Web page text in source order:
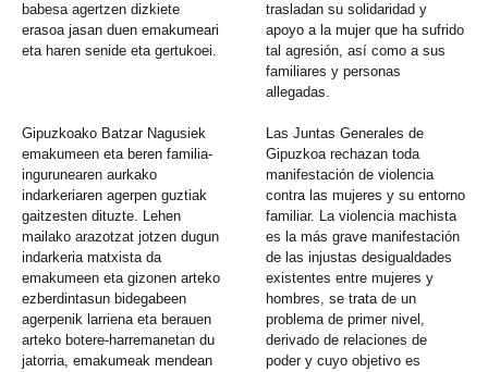
babesa agertzen dizkiete
erasoa jasan duen emakumeari
eta haren senide eta gertukoei.
trasladan su solidaridad y
apoyo a la mujer que ha sufrido
tal agresión, así como a sus
familiares y personas
allegadas.
Gipuzkoako Batzar Nagusiek
emakumeen eta beren familia-
ingurunearen aurkako
indarkeriaren agerpen guztiak
gaitzesten dituzte. Lehen
mailako arazotzat jotzen dugun
indarkeria matxista da
emakumeen eta gizonen arteko
ezberdintasun bidegabeen
agerpenik larriena eta berauen
arteko botere-harremanetan du
jatorria, emakumeak mendean
Las Juntas Generales de
Gipuzkoa rechazan toda
manifestación de violencia
contra las mujeres y su entorno
familiar. La violencia machista
es la más grave manifestación
de las injustas desigualdades
existentes entre mujeres y
hombres, se trata de un
problema de primer nivel,
derivado de relaciones de
poder y cuyo objetivo es